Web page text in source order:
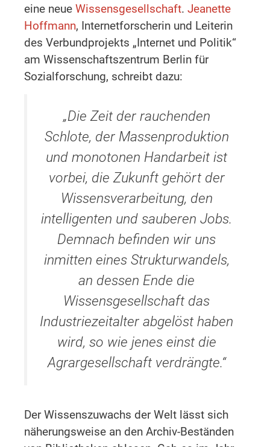
eine neue Wissensgesellschaft. Jeanette
Hoffmann, Internetforscherin und Leiterin
des Verbundprojekts „Internet und Politik“
am Wissenschaftszentrum Berlin für
Sozialforschung, schreibt dazu:
„Die Zeit der rauchenden
Schlote, der Massenproduktion
und monotonen Handarbeit ist
vorbei, die Zukunft gehört der
Wissensverarbeitung, den
intelligenten und sauberen Jobs.
Demnach befinden wir uns
inmitten eines Strukturwandels,
an dessen Ende die
Wissensgesellschaft das
Industriezeitalter abgelöst haben
wird, so wie jenes einst die
Agrargesellschaft verdrängte.“
Der Wissenszuwachs der Welt lässt sich
näherungsweise an den Archiv-Beständen